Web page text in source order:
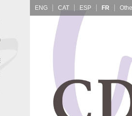
ENG CAT ESP FR